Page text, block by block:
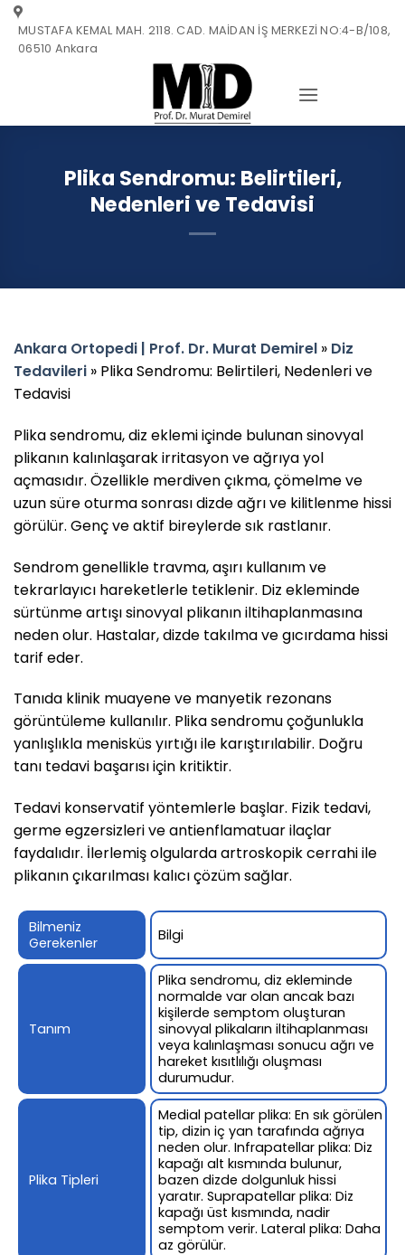
Skip
content
MUSTAFA KEMAL MAH. 2118. CAD. MAİDAN İŞ MERKEZİ NO:4-B/108,
06510 Ankara
Plika Sendromu: Belirtileri,
Nedenleri ve Tedavisi
Ankara Ortopedi | Prof. Dr. Murat Demirel » Diz
Tedavileri » Plika Sendromu: Belirtileri, Nedenleri ve
Tedavisi
Plika sendromu, diz eklemi içinde bulunan sinovyal
plikanın kalınlaşarak irritasyon ve ağrıya yol
açmasıdır. Özellikle merdiven çıkma, çömelme ve
uzun süre oturma sonrası dizde ağrı ve kilitlenme hissi
görülür. Genç ve aktif bireylerde sık rastlanır.
Sendrom genellikle travma, aşırı kullanım ve
tekrarlayıcı hareketlerle tetiklenir. Diz ekleminde
sürtünme artışı sinovyal plikanın iltihaplanmasına
neden olur. Hastalar, dizde takılma ve gıcırdama hissi
tarif eder.
Tanıda klinik muayene ve manyetik rezonans
görüntüleme kullanılır. Plika sendromu çoğunlukla
yanlışlıkla menisküs yırtığı ile karıştırılabilir. Doğru
tanı tedavi başarısı için kritiktir.
Tedavi konservatif yöntemlerle başlar. Fizik tedavi,
germe egzersizleri ve antienflamatuar ilaçlar
faydalıdır. İlerlemiş olgularda artroskopik cerrahi ile
plikanın çıkarılması kalıcı çözüm sağlar.
Bilmeniz
Gerekenler
Bilgi
Tanım
Plika sendromu, diz ekleminde
normalde var olan ancak bazı
kişilerde semptom oluşturan
sinovyal plikaların iltihaplanması
veya kalınlaşması sonucu ağrı ve
hareket kısıtlılığı oluşması
durumudur.
Plika Tipleri
Medial patellar plika: En sık görülen
tip, dizin iç yan tarafında ağrıya
neden olur. Infrapatellar plika: Diz
kapağı alt kısmında bulunur,
bazen dizde dolgunluk hissi
yaratır. Suprapatellar plika: Diz
kapağı üst kısmında, nadir
semptom verir. Lateral plika: Daha
az görülür.